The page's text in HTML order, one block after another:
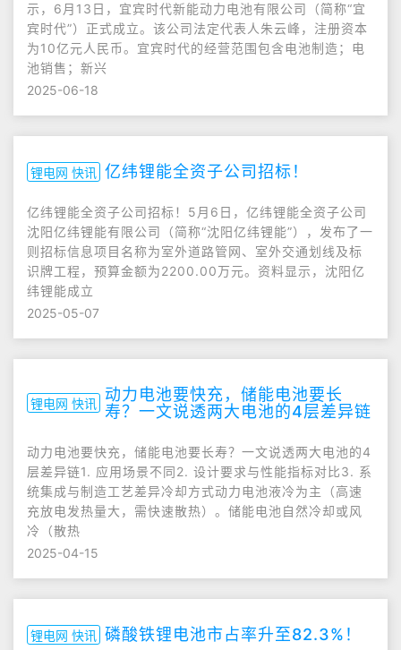
示，6月13日，宜宾时代新能动力电池有限公司（简称“宜
宾时代”）正式成立。该公司法定代表人朱云峰，注册资本
为10亿元人民币。宜宾时代的经营范围包含电池制造；电
池销售；新兴
2025-06-18
锂电网 快讯 亿纬锂能全资子公司招标！
亿纬锂能全资子公司招标！5月6日，亿纬锂能全资子公司
沈阳亿纬锂能有限公司（简称“沈阳亿纬锂能”），发布了一
则招标信息项目名称为室外道路管网、室外交通划线及标
识牌工程，预算金额为2200.00万元。资料显示，沈阳亿
纬锂能成立
2025-05-07
锂电网 快讯 动力电池要快充，储能电池要长
寿？一文说透两大电池的4层差异链
动力电池要快充，储能电池要长寿？一文说透两大电池的4
层差异链1. 应用场景不同2. 设计要求与性能指标对比3. 系
统集成与制造工艺差异冷却方式动力电池液冷为主（高速
充放电发热量大，需快速散热）。储能电池自然冷却或风
冷（散热
2025-04-15
锂电网 快讯 磷酸铁锂电池市占率升至82.3%！